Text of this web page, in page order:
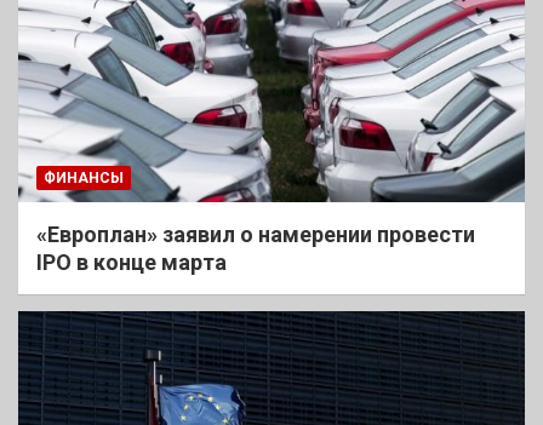
ФИНАНСЫ
«Европлан» заявил о намерении провести
IPO в конце марта